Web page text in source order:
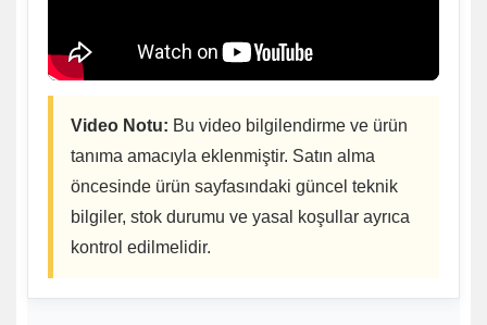
Video Notu: Bu video bilgilendirme ve ürün
tanıma amacıyla eklenmiştir. Satın alma
öncesinde ürün sayfasındaki güncel teknik
bilgiler, stok durumu ve yasal koşullar ayrıca
kontrol edilmelidir.